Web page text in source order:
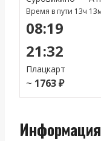
Время в пути 13ч
08:19
21:32
Плацкарт
~ 1763 ₽